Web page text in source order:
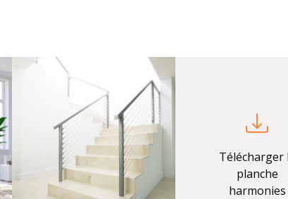
Télécharger
planche
harmonies